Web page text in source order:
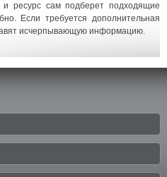
и ресурс сам подберет подходящие
Если требуется дополнительная
исчерпывающую информацию.